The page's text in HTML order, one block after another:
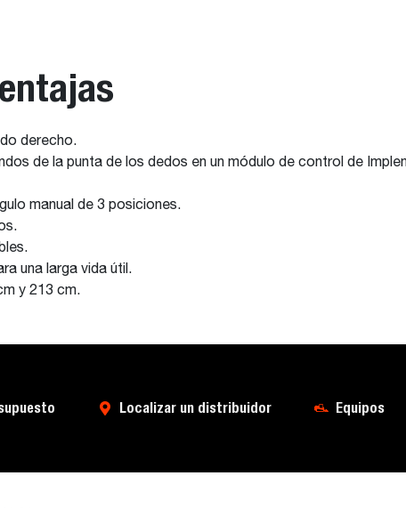
derecho.
de la punta de los dedos en un módulo de control de
manual de 3 posiciones.
una larga vida útil.
y 213 cm.
Localizar un distribuidor Equipos